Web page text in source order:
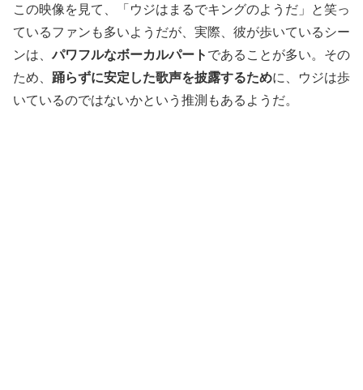
この映像を見て、「ウジはまるでキングのようだ」と笑っ
ているファンも多いようだが、実際、彼が歩いているシー
ンは、パワフルなボーカルパート であることが多い。その
ため、 踊らずに安定した歌声を披露するために、ウジは歩
いているのではないかという推測もあるようだ。